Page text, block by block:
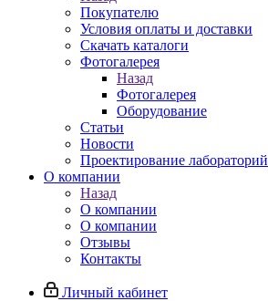
Покупателю
Условия оплаты и доставки
Скачать каталоги
Фотогалерея
Назад
Фотогалерея
Оборудование
Статьи
Новости
Проектирование лабораторий
О компании
Назад
О компании
О компании
Отзывы
Контакты
Личный кабинет